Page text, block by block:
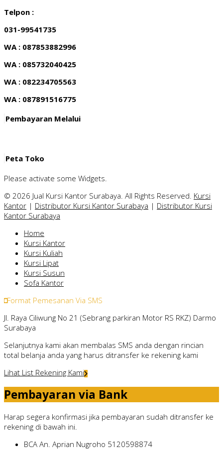
Telpon :
031-99541735
WA : 087853882996
WA : 085732040425
WA : 082234705563
WA : 087891516775
Pembayaran Melalui
Peta Toko
Please activate some Widgets.
© 2026 Jual Kursi Kantor Surabaya. All Rights Reserved. Kursi
Kantor | Distributor Kursi Kantor Surabaya | Distributor Kursi
Kantor Surabaya
Home
Kursi Kantor
Kursi Kuliah
Kursi Lipat
Kursi Susun
Sofa Kantor
Format Pemesanan Via SMS
Jl. Raya Ciliwung No 21 (Sebrang parkiran Motor RS RKZ) Darmo
Surabaya
Selanjutnya kami akan membalas SMS anda dengan rincian
total belanja anda yang harus ditransfer ke rekening kami
Lihat List Rekening Kami
Pembayaran via Bank
Harap segera konfirmasi jika pembayaran sudah ditransfer ke
rekening di bawah ini.
BCA An. Aprian Nugroho 5120598874